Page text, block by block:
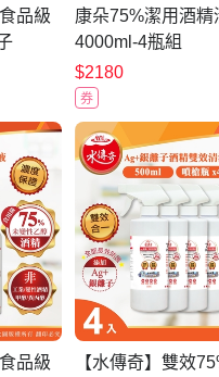
品級
康朵75%潔用酒精
4000ml-4瓶組
$2180
券
品級
【水傳奇】雙效